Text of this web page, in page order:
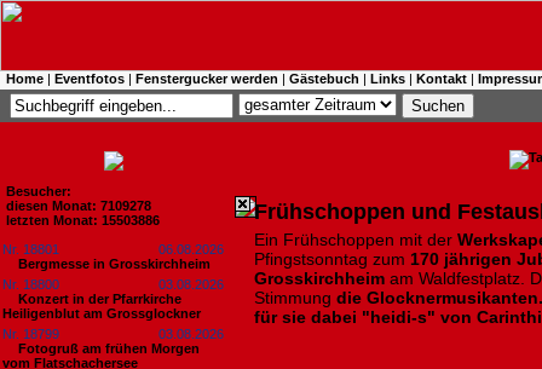
Home | Eventfotos | Fenstergucker werden | Gästebuch | Links | Kontakt |
Besucher:
diesen Monat: 7109278
letzten Monat: 15503886
Nr. 18801
06.08.2026
Bergmesse in Grosskirchheim
Nr. 18800
03.08.2026
Konzert in der Pfarrkirche
Heiligenblut am Grossglockner
Nr. 18799
03.08.2026
Fotogruß am frühen Morgen
vom Flatschachersee
Frühschoppen und
Ein Frühschoppen mit der
Pfingstsonntag zum 170 jährigen
Grosskirchheim am Waldfestplatz.
Stimmung die Glocknermusikanten.
für sie dabei "heidi-s" von